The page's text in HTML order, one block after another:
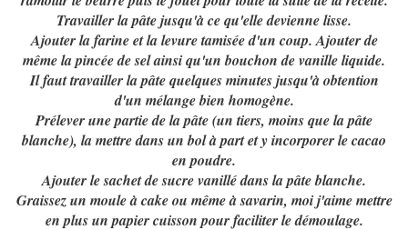
Travailler la pâte jusqu'à ce qu'elle devienne lisse.
Ajouter la farine et la levure tamisée d'un coup. Ajouter de
même la pincée de sel ainsi qu'un bouchon de vanille liquide.
Il faut travailler la pâte quelques minutes jusqu'à obtention
d'un mélange bien homogène.
Prélever une partie de la pâte (un tiers, moins que la pâte
blanche), la mettre dans un bol à part et y incorporer le cacao
en poudre.
Ajouter le sachet de sucre vanillé dans la pâte blanche.
Graissez un moule à cake ou même à savarin, moi j'aime mettre
en plus un papier cuisson pour faciliter le démoulage.